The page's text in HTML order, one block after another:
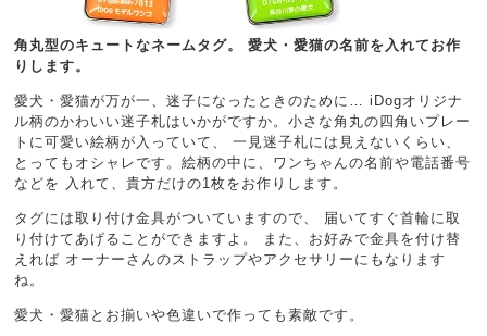
角丸型のキュートなネームタグ。 愛犬・愛猫の名前を入れてお作
りします。
愛犬・愛猫が万が一、迷子になったときのために… iDogオリジナ
ル柄のかわいい迷子札はいかがですか。小さな角丸の四角いプレー
トに可愛い絵柄が入っていて、 一見迷子札には見えないくらい、
とってもオシャレです。絵柄の中に、ワンちゃんの名前や電話番号
などを 入れて、貴方だけの1枚をお作りします。
タグには取り付け金具がついていますので、 届いてすぐ首輪に取
り付けてあげることができますよ。 また、お好みで金具を付け替
えれば オーナーさんのストラップやアクセサリーにもなります
ね。
愛犬・愛猫とお揃いや色違いで作っても素敵です。